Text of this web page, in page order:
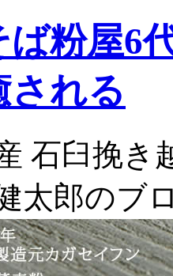
ば粉屋6
される
石臼挽き
太郎のブ